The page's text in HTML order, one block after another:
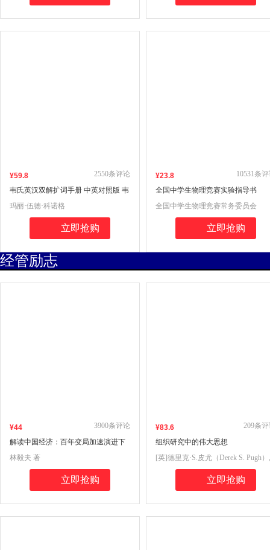
¥59.8
韦氏英汉双解扩词手册 中英对照版 韦
氏工具书被称为“韦小绿”
2550条评论
玛丽·伍德·科诺格
立即抢购
¥23.8
全国中学生物理竞赛实验指导书
10531条
全国中学生物理竞赛常务委员会
立即抢购
经管励志
¥44
解读中国经济：百年变局加速演进下
的民族复兴之路(林毅夫经典著作全新
改版)
3900条评论
林毅夫 著
立即抢购
¥83.6
组织研究中的伟大思想
209条
[英]德里克·S.皮尤（Derek S. Pugh）,
戴维·J·希克森（David J. Hickson ）
立即抢购